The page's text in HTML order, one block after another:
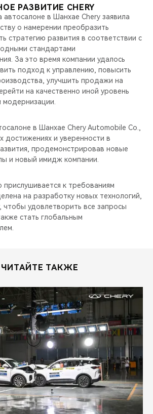
РАЗВИТИЕ CHERY
в Шанхае Chery заявила
о намерении преобразить
стратегию развития в соответствии с
стандартами
За это время компании удалось
подход к управлению, повысить
улучшить продажи на
на качественно иной уровень
в Шанхае Chery Automobile Co.,
достижениях и уверенности в
продемонстрировав новые
и новый имидж компании.
прислушивается к требованиям
на разработку новых технологий,
чтобы удовлетворить все запросы
стать глобальным
ЧИТАЙТЕ ТАКЖЕ